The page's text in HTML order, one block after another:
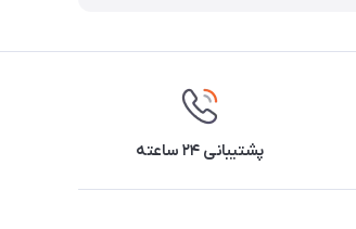
پشتیبانی ۲۴ ساعته